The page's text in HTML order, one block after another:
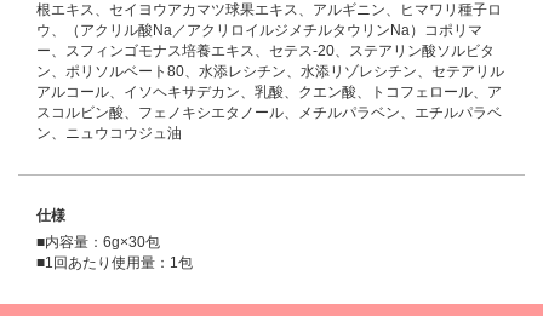
根エキス、セイヨウアカマツ球果エキス、アルギニン、ヒマワリ種子ロ
ウ、（アクリル酸Na／アクリロイルジメチルタウリンNa）コポリマ
ー、スフィンゴモナス培養エキス、セテス-20、ステアリン酸ソルビタ
ン、ポリソルベート80、水添レシチン、水添リゾレシチン、セテアリル
アルコール、イソヘキサデカン、乳酸、クエン酸、トコフェロール、ア
スコルビン酸、フェノキシエタノール、メチルパラベン、エチルパラベ
ン、ニュウコウジュ油
仕様
■内容量：6g×30包
■1回あたり使用量：1包